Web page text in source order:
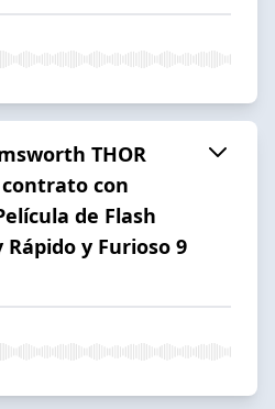
THOR
con
de Flash
Rápido y Furioso 9